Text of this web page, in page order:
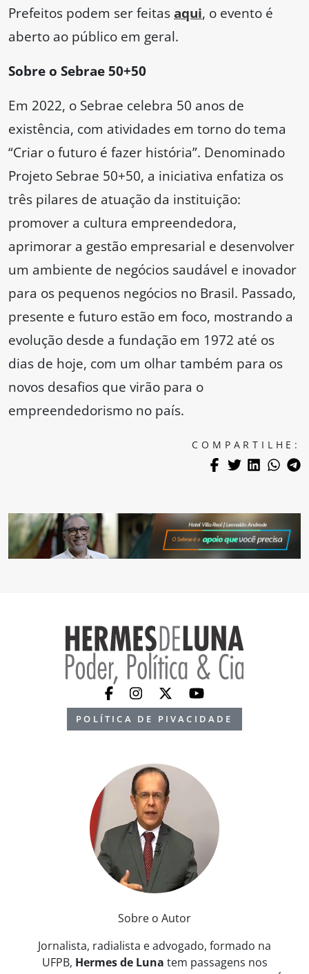
Prefeitos podem ser feitasaqui, o evento é
aberto ao público em geral.
Sobre o Sebrae 50+50
Em 2022, o Sebrae celebra 50 anos de
existência, com atividades em torno do tema
“Criar o futuro é fazer história”. Denominado
Projeto Sebrae 50+50, a iniciativa enfatiza os
três pilares de atuação da instituição:
promover a cultura empreendedora,
aprimorar a gestão empresarial e desenvolver
um ambiente de negócios saudável e inovador
para os pequenos negócios no Brasil. Passado,
presente e futuro estão em foco, mostrando a
evolução desde a fundação em 1972 até os
dias de hoje, com um olhar também para os
novos desafios que virão para o
empreendedorismo no país.
COMPARTILHE:
POLÍTICA DE PIVACIDADE
Sobre o Autor
Jornalista, radialista e advogado, formado na
UFPB, Hermes de Luna tem passagens nos